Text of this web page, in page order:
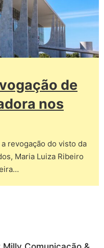
de
nos
revogação do visto da
Maria Luiza Ribeiro